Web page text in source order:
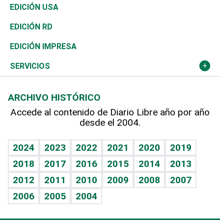
Reportajes
África
Ocenanía
Caribe
Resto del mundo
Vivienda
Telecom.
Global y variable
Economía personal
Buena Vida
Sociales
Novedades
Podcast Arte Libre
Hablando con el pediatra
Vida y familia
Eñe
Celebrando la vida
Sin complejos
Ciclismo
Tenis
Olimpismo
Más deportes
Línea de hit
TBT Deportivo
En Directo
El Espía
Noticiero Poteleche
Columnistas
Tecnología
Historia
Martes de tecnología
Cambio climático
Economía
Revista
Deportes
Opinión
Hecho en casa
Guía del dinero
EDICIÓN USA
EDICIÓN RD
EDICIÓN IMPRESA
SERVICIOS
Cumpleaños
Horóscopos
Crucigramas
ARCHIVO HISTÓRICO
Accede al contenido de Diario Libre año por año
desde el 2004.
2024 2023 2022 2021 2020
2019
2018
2017 2016 2015 2014
2013
2012
2011 2010 2009 2008
2007
2006
2005 2004